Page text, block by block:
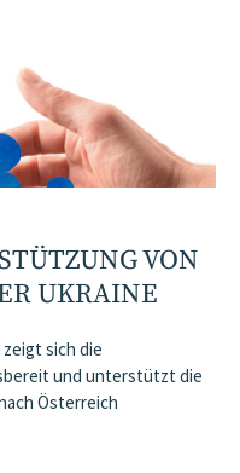
VON
UKRAINE
sich die
und unterstützt die
Österreich